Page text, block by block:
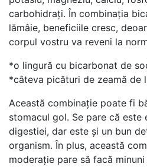
carbohidrați. În combinația
lămâie, beneficiile cresc,
corpul vostru va reveni la
*o lingură cu bicarbonat de
*câteva picături de zeamă de
Această combinație poate fi
stomacul gol. Se pare că este
digestiei, dar este și un bun
organism. În plus, această
moderație pare să facă